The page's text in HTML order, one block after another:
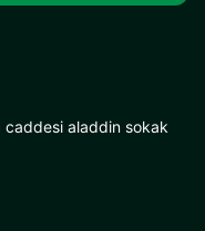
caddesi aladdin sokak